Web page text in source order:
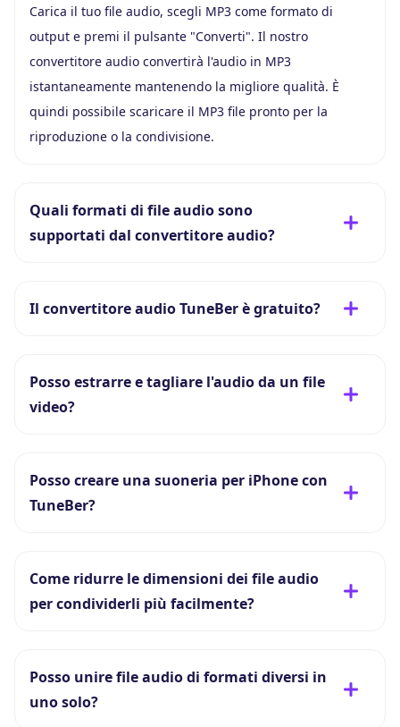
Carica il tuo file audio, scegli MP3 come formato di
output e premi il pulsante "Converti". Il nostro
convertitore audio convertirà l'audio in MP3
istantaneamente mantenendo la migliore qualità. È
quindi possibile scaricare il MP3 file pronto per la
riproduzione o la condivisione.
Quali formati di file audio sono
supportati dal convertitore audio?
Il convertitore audio TuneBer è gratuito?
Posso estrarre e tagliare l'audio da un file
video?
Posso creare una suoneria per iPhone con
TuneBer?
Come ridurre le dimensioni dei file audio
per condividerli più facilmente?
Posso unire file audio di formati diversi in
uno solo?